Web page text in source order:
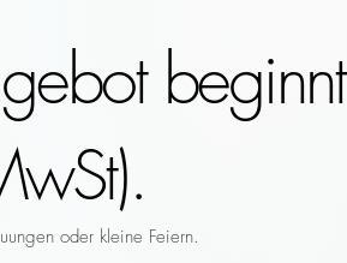
beginnt
oder kleine Feiern.